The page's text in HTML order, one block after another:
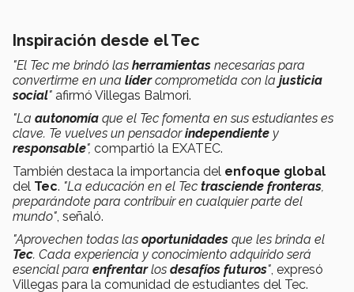
Inspiración desde el Tec
"El Tec me brindó las herramientas necesarias para
convertirme en una lídercomprometida con la justicia
social" afirmó Villegas Balmori.
"La autonomía que el Tec fomenta en sus estudiantes es
clave. Te vuelves un pensadorindependiente y
responsable", compartió la EXATEC.
También destaca la importancia del enfoque global
del Tec. "La educación en el Tec trasciende fronteras,
preparándote para contribuir en cualquier parte del
mundo", señaló.
"Aprovechen todas las oportunidades que les brinda el
Tec. Cada experiencia y conocimiento adquirido será
esencial para enfrentarlos desafíos futuros", expresó
Villegas para la comunidad de estudiantes del Tec.